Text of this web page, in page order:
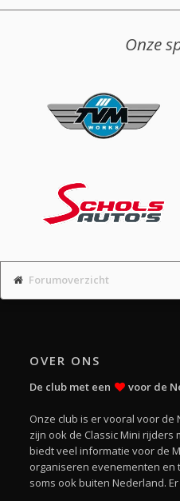
Onze
Forumoverzicht
OVER ONS
De club met een voor de
Onze club is er vooral voor de
zijn ook de Classic Mini rijders
biedt veel informatie voor de
organiseren evenementen en
soms ook buiten Nederland.